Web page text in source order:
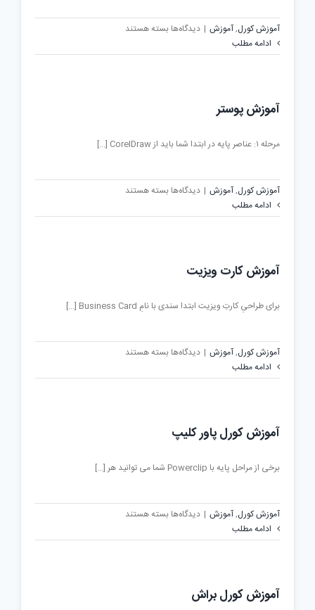
آموزش کورل,آموزش | دیدگاه‌ها برای
ترازبندی
بسته هستند
ادامه مطلب
آموزش پوستر
مرحله ۱: عناصر پایه در ابتدا شما باید از CorelDraw [...]
آموزش کورل,آموزش | دیدگاه‌ها برای
پوستر
بسته هستند
ادامه مطلب
آموزش کارت ویزیت
برای طراحیِ کارتِ ویزیت ابتدا سندی با نامِ Business Card [...]
آموزش کورل,آموزش | دیدگاه‌ها برای
کارت
بسته هستند
ادامه مطلب
آموزش کورل پاور کلیپ
برخی از مراحل پایه با Powerclip شما می توانید هر [...]
آموزش کورل,آموزش | دیدگاه‌ها برای
کورل
بسته هستند
ادامه مطلب
آموزش کورل براش